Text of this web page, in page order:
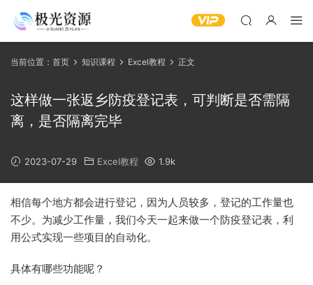
当前位置： 首页 知识课程 Excel教程 正文
这样做一张返乡防疫登记表，可判断是否需隔
离，是否隔离完毕
2023-07-29 Excel教程 1.9k
相信每个地方都会进行登记，因为人员较多，登记的工作量也
不少。为减少工作量，我们今天一起来做一个防疫登记表，利
用公式实现一些项目的自动化。
具体有哪些功能呢？